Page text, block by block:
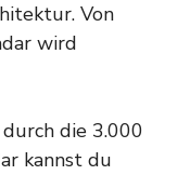
Von
wird
die 3.000
kannst du